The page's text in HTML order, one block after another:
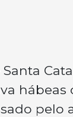
hábeas
pelo